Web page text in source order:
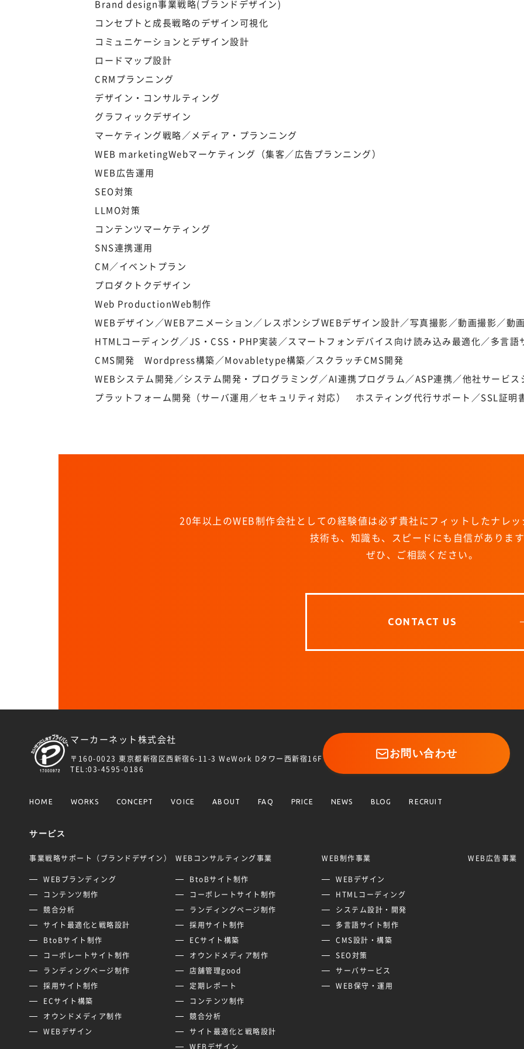
Brand design事業戦略(ブランドデザイン)
コンセプトと成長戦略のデザイン可視化
コミュニケーションとデザイン設計
ロードマップ設計
CRMプランニング
デザイン・コンサルティング
グラフィックデザイン
マーケティング戦略／ メディア・プランニング
WEB marketingWebマーケティング（集客／広告プランニング）
WEB広告運用
SEO対策
LLMO対策
コンテンツマーケティング
SNS連携運用
CM／イベントプラン
プロダクトクデザイン
Web ProductionWeb制作
WEBデザイン／WEBアニメーション／レスポンシブWEBデザイン設計／写真撮影／動画撮影／動
HTMLコーディング／JS・CSS・PHP実装／スマートフォンデバイス向け読み込み最適化／多言語
CMS開発 Wordpress構築／Movabletype構築／スクラッチCMS開発
WEBシステム開発／システム開発・プログラミング／AI連携プログラム／ASP連携／他社サービス
プラットフォーム開発（サーバ運用／セキュリティ対応） ホスティング代行サポート／SSL証明
20年以上のWEB制作会社としての経験値は必ず貴社に フィットしたナレ
技術も、知識も、スピードにも自信がありま
ぜひ、ご相談ください。
CONTACT US
マーカーネット株式会社
〒160-0023 東京都新宿区西新宿6-11-3 WeWork Dタワー西新宿16F
TEL:03-4595-0186
お問い合わせ
HOME WORKS CONCEPT VOICE ABOUT FAQ PRICE NEWS BLOG RECRUIT
サービス
事業戦略サポート（ブランドデザイン）
WEBブランディング
コンテンツ制作
競合分析
サイト最適化と戦略設計
BtoBサイト制作
コーポレートサイト制作
ランディングページ制作
採用サイト制作
ECサイト構築
オウンドメディア制作
WEBデザイン
WEBコンサルティング事業
BtoBサイト制作
コーポレートサイト制作
ランディングページ制作
採用サイト制作
ECサイト構築
オウンドメディア制作
店舗管理good
定期レポート
コンテンツ制作
競合分析
サイト最適化と戦略設計
WEBデザイン
WEB制作事業
WEBデザイン
HTMLコーディング
システム設計・開発
多言語サイト制作
CMS設計・構築
SEO対策
サーバサービス
WEB保守・運用
WEB広告事業